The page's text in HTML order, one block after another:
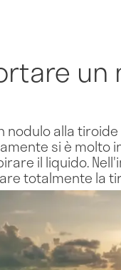
nodulo alla
si è
il liquido.
totalmente la